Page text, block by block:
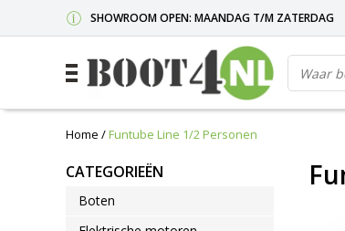
SHOWROOM OPEN: MAANDAG T/M ZATERDAG
Home /Funtube Line 1/2 Personen
CATEGORIEËN
Boten